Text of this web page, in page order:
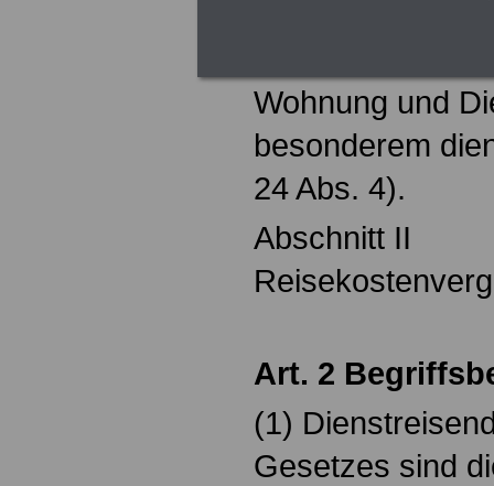
Wohnung und
besonderem
24 Abs. 4).
Abschnitt II
Art. 2
(1)
Gesetzes sind